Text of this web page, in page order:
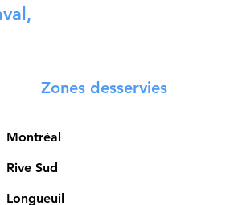
Zones desservies
Montréal
Rive Sud
Longueuil